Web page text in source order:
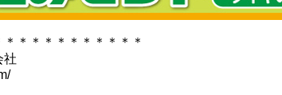
＊＊＊＊＊＊＊＊＊＊
社